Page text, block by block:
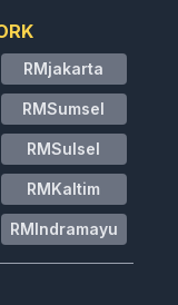
RMjakarta
RMSumsel
RMSulsel
RMKaltim
RMIndramayu